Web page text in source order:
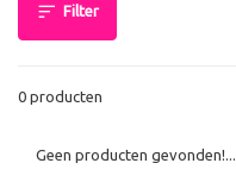
Filter
0 producten
Geen producten gevonden!...